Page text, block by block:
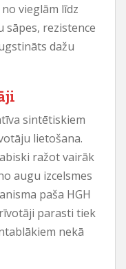
vieglām līdz
sāpes, rezistence
dažu
sintētiskiem
lietošana.
ražot vairāk
augu izcelsmes
paša HGH
parasti tiek
nekā